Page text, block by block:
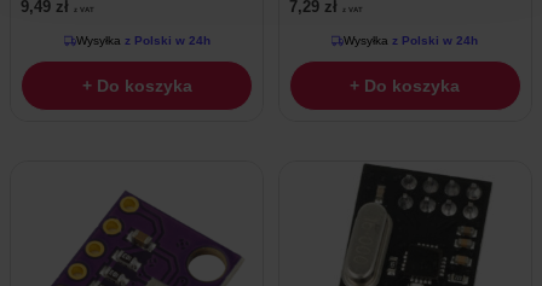
9,49 zł z VAT
Wysyłka z Polski w 24h
+ Do koszyka
7,29 zł z VAT
Wysyłka z Polski w 24h
+ Do koszyka